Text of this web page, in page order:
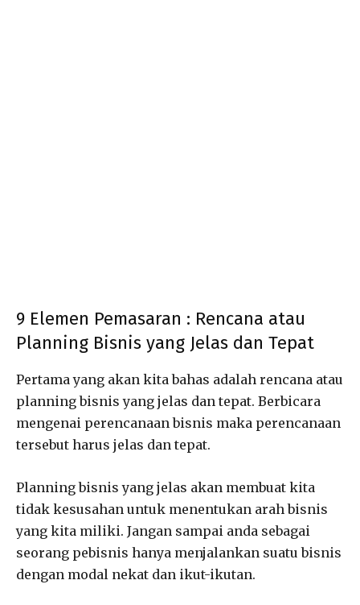
9 Elemen Pemasaran : Rencana atau
Planning Bisnis yang Jelas dan Tepat
Pertama yang akan kita bahas adalah rencana atau
planning bisnis yang jelas dan tepat. Berbicara
mengenai perencanaan bisnis maka perencanaan
tersebut harus jelas dan tepat.
Planning bisnis yang jelas akan membuat kita
tidak kesusahan untuk menentukan arah bisnis
yang kita miliki. Jangan sampai anda sebagai
seorang pebisnis hanya menjalankan suatu bisnis
dengan modal nekat dan ikut-ikutan.